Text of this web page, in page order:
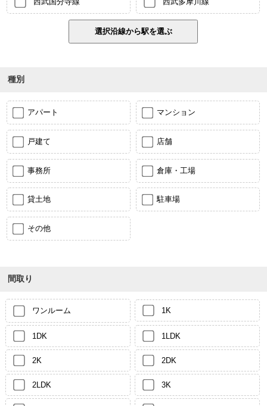
種別
アパート マンション
戸建て 店舗
事務所 倉庫・工場
貸土地 駐車場
その他
間取り
ワンルーム 1K
1DK 1LDK
2K 2DK
2LDK 3K